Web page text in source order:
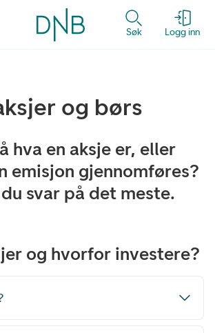
Søk Logg inn
og børs
hva en aksje er, eller
emisjon gjennomføres?
svar på det meste.
og hvorfor investere?